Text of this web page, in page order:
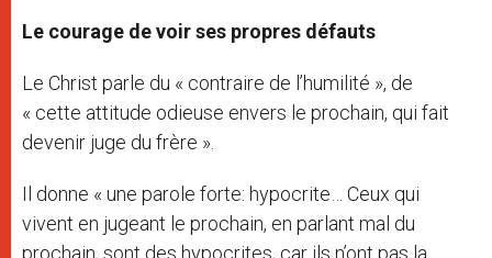
Le courage de voir ses propres défauts
Le Christ parle du « contraire de l’humilité », de
« cette attitude odieuse envers le prochain, qui fait
devenir juge du frère ».
Il donne « une parole forte: hypocrite… Ceux qui
vivent en jugeant le prochain, en parlant mal du
prochain, sont des hypocrites, car ils n’ont pas la